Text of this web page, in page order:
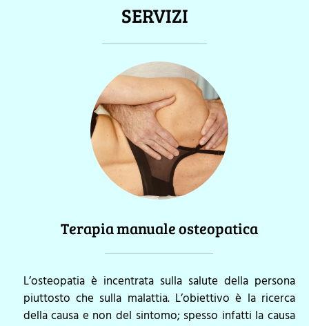
SERVIZI
Terapia manuale osteopatica
L’osteopatia è incentrata sulla salute della persona
piuttosto che sulla malattia. L’obiettivo è la ricerca
della causa e non del sintomo; spesso infatti la causa